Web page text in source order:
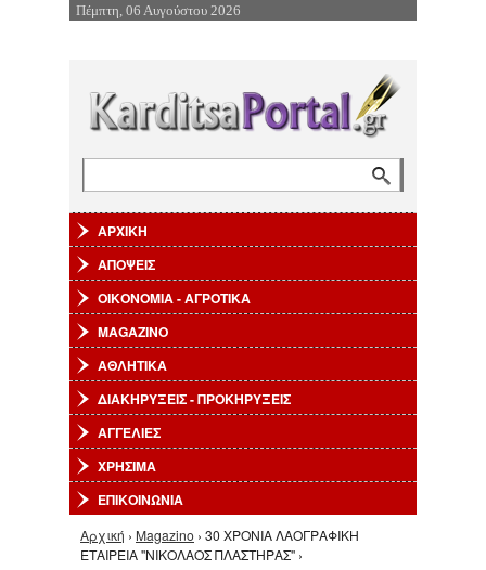
Επιστροφή στην Πλοήγηση
Πέμπτη, 06 Αυγούστου 2026
ΑΡΧΙΚΗ
ΑΠΟΨΕΙΣ
ΟΙΚΟΝΟΜΙΑ - ΑΓΡΟΤΙΚΑ
MAGAZINO
ΑΘΛΗΤΙΚΑ
ΔΙΑΚΗΡΥΞΕΙΣ - ΠΡΟΚΗΡΥΞΕΙΣ
ΑΓΓΕΛΙΕΣ
ΧΡΗΣΙΜΑ
ΕΠΙΚΟΙΝΩΝΙΑ
Είστε εδώ
Αρχική › Magazino › 30 ΧΡΟΝΙΑ ΛΑΟΓΡΑΦΙΚΗ
ΕΤΑΙΡΕΙΑ ''ΝΙΚΟΛΑΟΣ ΠΛΑΣΤΗΡΑΣ'' ›